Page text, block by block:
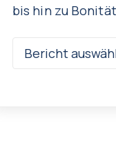
bis hin zu
Bericht